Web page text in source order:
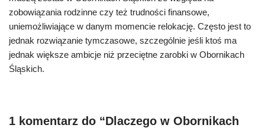
zobowiązania rodzinne czy też trudności finansowe,
uniemożliwiające w danym momencie relokację. Często jest to
jednak rozwiązanie tymczasowe, szczególnie jeśli ktoś ma
jednak większe ambicje niż przeciętne zarobki w Obornikach
Śląskich.
1 komentarz do “Dlaczego w Obornikach